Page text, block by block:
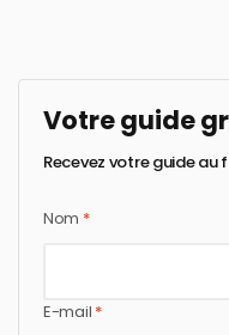
Votre guide
Recevez votre guide
Nom *
E-mail *